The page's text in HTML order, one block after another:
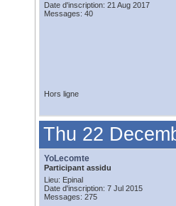
Date d'inscription: 21 Aug 2017
Messages: 40
Hors ligne
Thu 22
YoLecomte
Participant assidu
Lieu: Epinal
Date d'inscription: 7 Jul 2015
Messages: 275